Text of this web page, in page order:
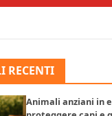
RECENTI
Animali anziani in